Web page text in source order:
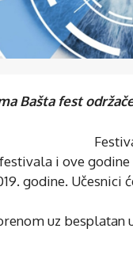
Bašta fest održače
i ove
godine.
uz besplatan